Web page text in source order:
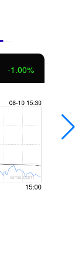
-1.00%